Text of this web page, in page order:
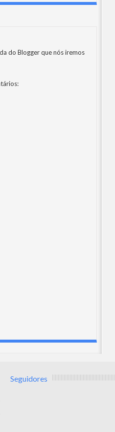
do Bloggerque nós iremos
Seguidores